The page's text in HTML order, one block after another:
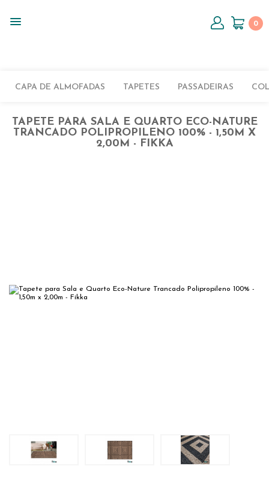
0
CAPA DE ALMOFADAS TAPETES PASSADEIRAS
TAPETE PARA SALA E QUARTO ECO-NATURE
TRANCADO POLIPROPILENO 100% - 1,50M X
2,00M - FIKKA